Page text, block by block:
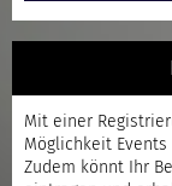
Mit einer
Möglichkeit
Zudem könnt Ihr